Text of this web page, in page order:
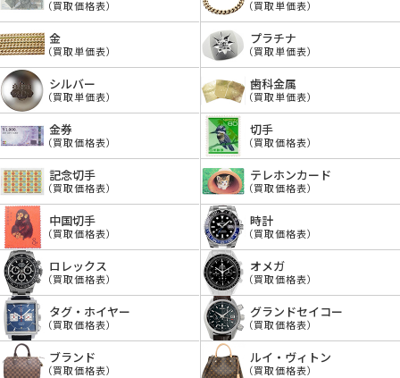
（買取価格表） （買取単価表）
金
（買取単価表）
プラチナ
（買取単価表）
シルバー
（買取単価表）
歯科金属
（買取単価表）
金券
（買取価格表）
切手
（買取価格表）
記念切手
（買取価格表）
テレホンカード
（買取価格表）
中国切手
（買取価格表）
時計
（買取価格表）
ロレックス
（買取価格表）
オメガ
（買取価格表）
タグ・ホイヤー
（買取価格表）
グランドセイコー
（買取価格表）
ブランド
（買取価格表）
ルイ・ヴィトン
（買取価格表）